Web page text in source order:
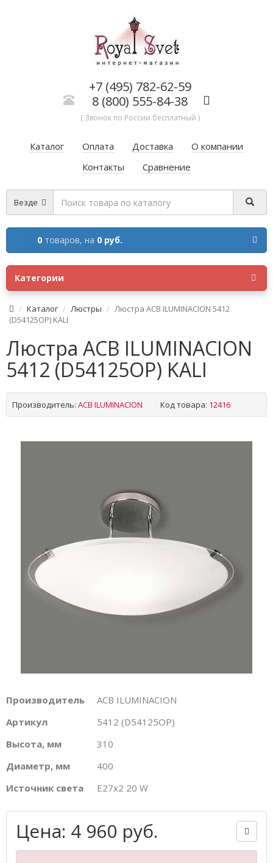
+7 (495) 782-62-59
8 (800) 555-84-38
( Звонок по России бесплатный )
Каталог Оплата Доставка
О компании
Контакты
Сравнение
Везде
0 товаров, на 0 руб.
Категории
Каталог Люстры
Люстра ACB ILUMINACION 5412
(D54125OP) KALI
Люстра ACB ILUMINACION
5412 (D54125OP) KALI
Производитель: ACB ILUMINACION Код товара: 12416
Производитель
ACB ILUMINACION
Артикул
5412 (D54125OP)
Высота, мм
310
Диаметр, мм
400
Источник света
E27х2 20 W
Цена: 4 960 руб.